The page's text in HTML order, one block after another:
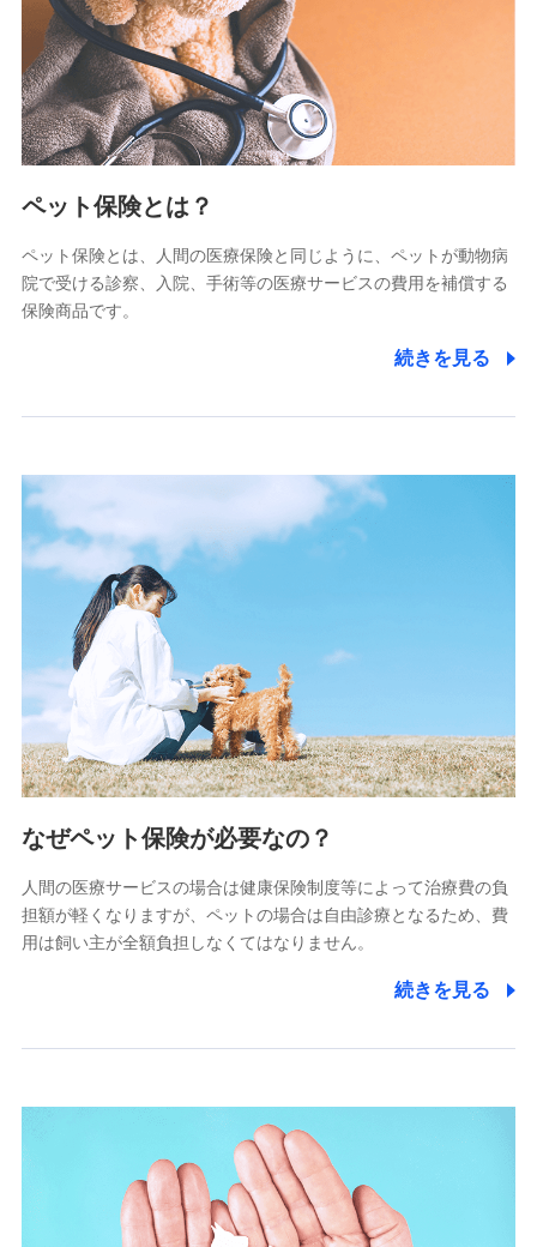
マニュライフ生命保険株式会社
（https://www.manulife.co.jp/）
三井住友海上あいおい生命保険株式会社
（https://www.msa-life.co.jp/）
メットライフ生命株式会社
(https://www.metlife.co.jp/)
（https://www.medicarelife.com/）
■少額短期保険
株式会社アシロ少額短期保険
(https://kailash.co.jp/)
スマートプラス少額短期保険株式会社
（https://www.smartplus-insurance.com/）
チューリッヒ少額短期保険株式会社
(https://www.zurichssi.co.jp/)
Tokio Marine X少額短期保険株式会社
(https://www.tokiomarine-x.co.jp/)
ペットメディカルサポート株式会社
(https://pshoken.co.jp/)
リトルファミリー少額短期保険株式会社
(https://www.littlefamily-ssi.com/)
2.共同募集を行う代理店から受領する個人情報
郵便、電話、およびＥメール等により、当社と取引のあるも
しくは委託を受けている保険会社・提携会社の保険その他に
た維持管理等の委託業務遂行のため、またそれらに付帯、関
連する当社および提携会社のサービスを案内、提供するため
（なお、当社は複数の保険会社と取引があり、取得した個人
情報を取引のある他の保険会社の商品・サービスをご提案す
るために利用させていただくことがあります。）
上記に係る連絡・手続き・管理等付帯業務を行うため
上記に係る連絡・手続き・管理等付帯業務を行うため
4.家族・友達紹介にて取得した個人情報
被紹介者への連絡、及び当社と取引のあるもしくは委託を受
けている保険会社・提携会社の保険その他に関する情報を提
ペット保険とは？
ペット保険とは、人間の医療保険と同じように、ペットが動物病
院で受ける診察、入院、手術等の医療サービスの費用を補償する
保険商品です。
続きを見る
なぜペット保険が必要なの？
人間の医療サービスの場合は健康保険制度等によって治療費の負
担額が軽くなりますが、ペットの場合は自由診療となるため、費
用は飼い主が全額負担しなくてはなりません。
続きを見る